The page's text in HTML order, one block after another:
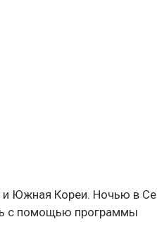
и Южная Кореи. Ночью в
с помощью программы